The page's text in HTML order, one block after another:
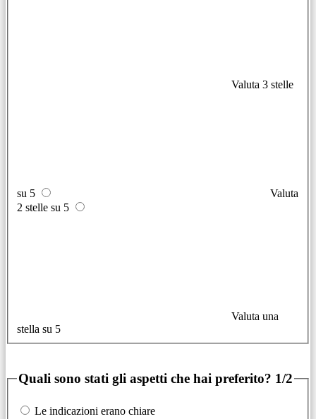
Valuta 3 stelle
su 5
Valuta
2 stelle su 5
Valuta una
stella su 5
Quali sono stati gli aspetti che hai preferito? 1/2
Le indicazioni erano chiare